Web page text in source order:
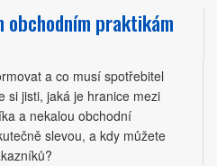
obchodním praktikám
a co musí spotřebitel
si jisti, jaká je hranice mezi
a nekalou obchodní
slevou, a kdy můžete